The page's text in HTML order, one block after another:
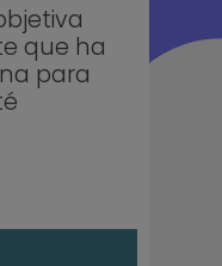
que ha
para